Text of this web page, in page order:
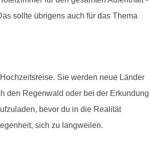
sollte übrigens auch für das Thema
Sie werden neue Länder
den Regenwald oder bei der Erkundung
bevor du in die Realität
sich zu langweilen.